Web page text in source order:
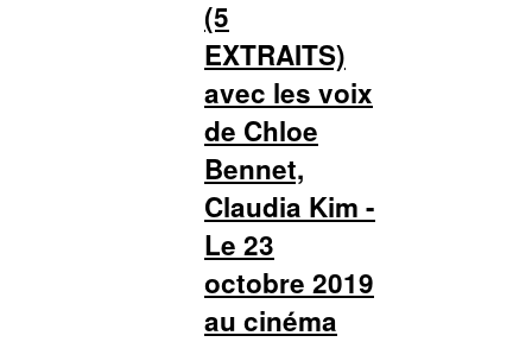
(5
EXTRAITS)
avec les voix
de Chloe
Bennet,
Claudia Kim -
Le 23
octobre 2019
au cinéma